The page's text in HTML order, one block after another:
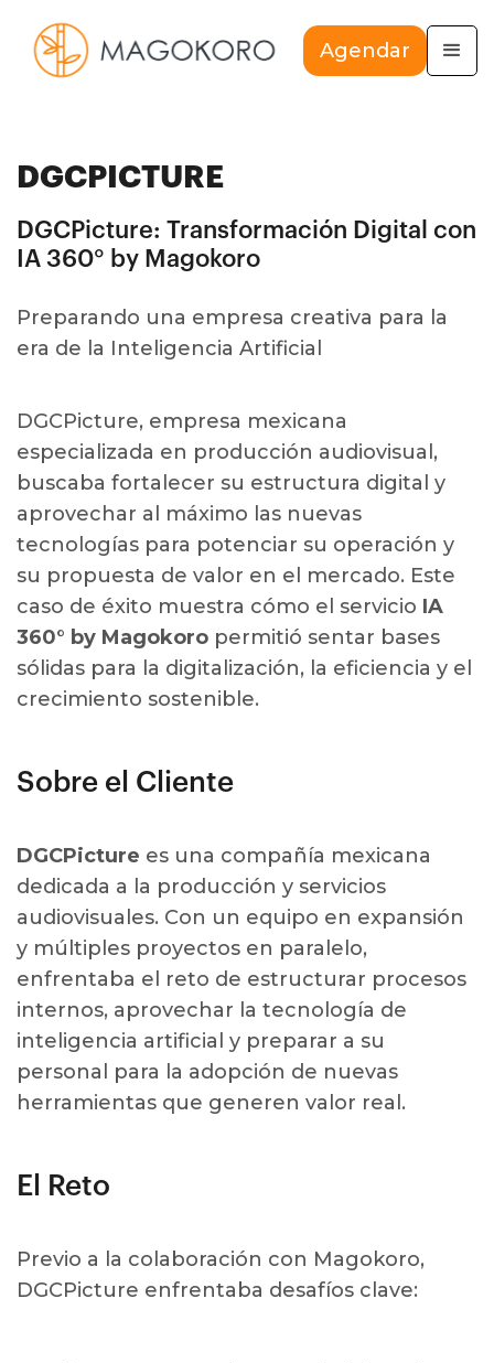
Agendar
DGCPICTURE
DGCPicture: Transformación Digital con
IA 360° by Magokoro
Preparando una empresa creativa para la
era de la Inteligencia Artificial
DGCPicture, empresa mexicana
especializada en producción audiovisual,
buscaba fortalecer su estructura digital y
aprovechar al máximo las nuevas
tecnologías para potenciar su operación y
su propuesta de valor en el mercado. Este
caso de éxito muestra cómo el servicio IA
360° by Magokoro permitió sentar bases
sólidas para la digitalización, la eficiencia y el
crecimiento sostenible.
Sobre el Cliente
DGCPicture es una compañía mexicana
dedicada a la producción y servicios
audiovisuales. Con un equipo en expansión
y múltiples proyectos en paralelo,
enfrentaba el reto de estructurar procesos
internos, aprovechar la tecnología de
inteligencia artificial y preparar a su
personal para la adopción de nuevas
herramientas que generen valor real.
El Reto
Previo a la colaboración con Magokoro,
DGCPicture enfrentaba desafíos clave: